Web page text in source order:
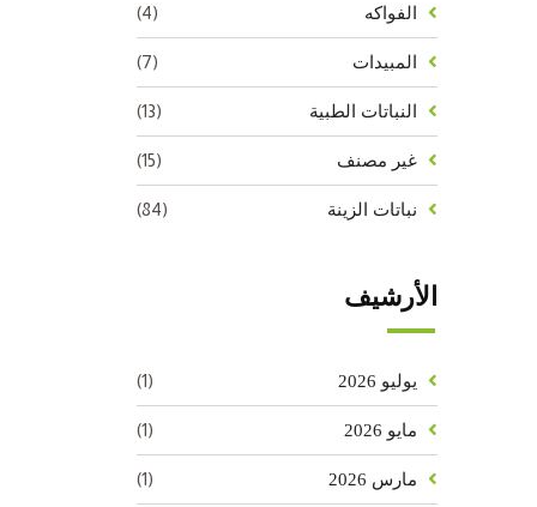
الفواكه (4)
المبيدات (7)
النباتات الطبية (13)
غير مصنف (15)
نباتات الزينة (84)
الأرشيف
يوليو 2026 (1)
مايو 2026 (1)
مارس 2026 (1)